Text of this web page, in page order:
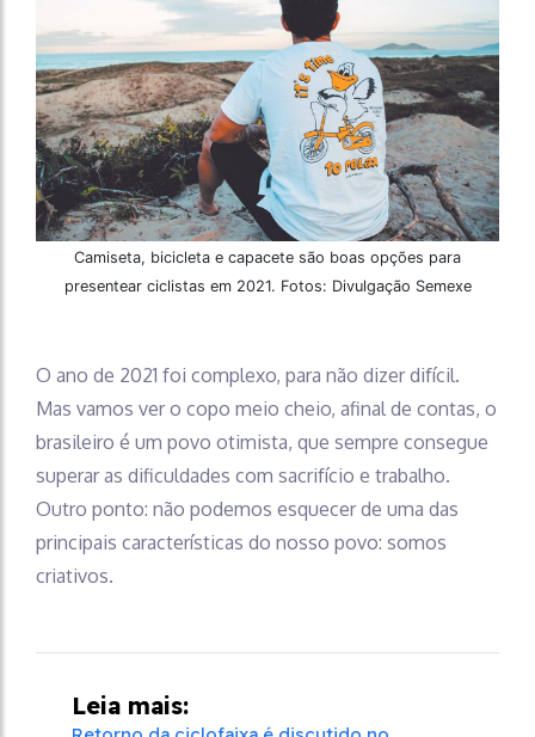
Camiseta, bicicleta e capacete são boas opções para
presentear ciclistas em 2021. Fotos: Divulgação Semexe
O ano de 2021 foi complexo, para não dizer difícil.
Mas vamos ver o copo meio cheio, afinal de contas, o
brasileiro é um povo otimista, que sempre consegue
superar as dificuldades com sacrifício e trabalho.
Outro ponto: não podemos esquecer de uma das
principais características do nosso povo: somos
criativos.
Leia mais: